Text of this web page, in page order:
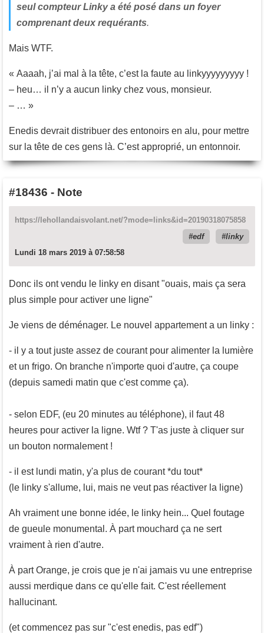
seul compteur Linky a été posé dans un foyer
comprenant deux requérants.
Mais WTF.
« Aaaah, j’ai mal à la tête, c’est la faute au linkyyyyyyyyy !
– heu… il n’y a aucun linky chez vous, monsieur.
– … »
Enedis devrait distribuer des entonoirs en alu, pour mettre
sur la tête de ces gens là. C’est approprié, un entonnoir.
#18436 - Note
https://lehollandaisvolant.net/?mode=links&id=20190318075858
edf
linky
Lundi 18 mars 2019 à 07:58:58
Donc ils ont vendu le linky en disant "ouais, mais ça sera
plus simple pour activer une ligne"
Je viens de déménager. Le nouvel appartement a un linky :
- il y a tout juste assez de courant pour alimenter la lumière
et un frigo. On branche n'importe quoi d'autre, ça coupe
(depuis samedi matin que c'est comme ça).
- selon EDF, (eu 20 minutes au téléphone), il faut 48
heures pour activer la ligne. Wtf ? T'as juste à cliquer sur
un bouton normalement !
- il est lundi matin, y'a plus de courant *du tout*
(le linky s'allume, lui, mais ne veut pas réactiver la ligne)
Ah vraiment une bonne idée, le linky hein... Quel foutage
de gueule monumental. À part mouchard ça ne sert
vraiment à rien d'autre.
À part Orange, je crois que je n'ai jamais vu une entreprise
aussi merdique dans ce qu'elle fait. C'est réellement
hallucinant.
(et commencez pas sur "c'est enedis, pas edf")